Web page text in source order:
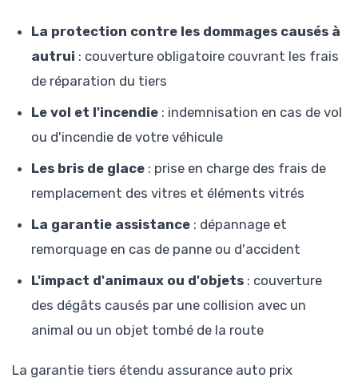
La protection contre les dommages causés à
autrui : couverture obligatoire couvrant les frais
de réparation du tiers
Le vol et l'incendie : indemnisation en cas de vol
ou d'incendie de votre véhicule
Les bris de glace : prise en charge des frais de
remplacement des vitres et éléments vitrés
La garantie assistance : dépannage et
remorquage en cas de panne ou d'accident
L'impact d'animaux ou d'objets : couverture
des dégâts causés par une collision avec un
animal ou un objet tombé de la route
La garantie tiers étendu assurance auto prix